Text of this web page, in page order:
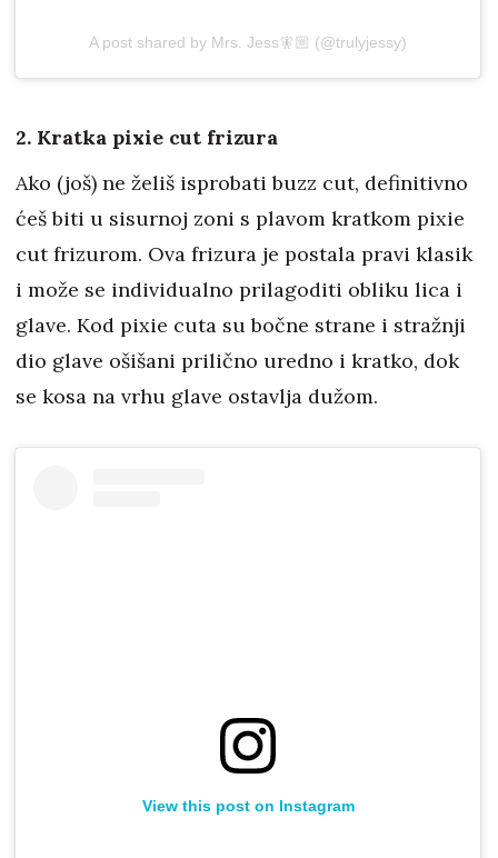
A post shared by Mrs. Jess🧚🏼 (@trulyjessy)
2. Kratka pixie cut frizura
Ako (još) ne želiš isprobati buzz cut, definitivno
ćeš biti u sisurnoj zoni s plavom kratkom pixie
cut frizurom. Ova frizura je postala pravi klasik
i može se individualno prilagoditi obliku lica i
glave. Kod pixie cuta su bočne strane i stražnji
dio glave ošišani prilično uredno i kratko, dok
se kosa na vrhu glave ostavlja dužom.
View this post on Instagram